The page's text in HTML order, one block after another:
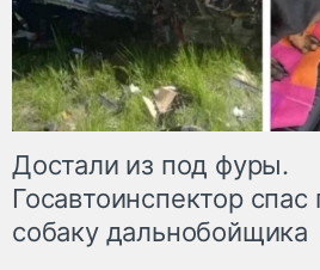
Достали из под фуры.
Госавтоинспектор
собаку дальнобойщика